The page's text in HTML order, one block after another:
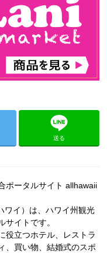
送る
ポータルサイト allhawaii
ワイ）は、ハワイ州観光
サイトです。
役立つホテル、レストラ
、買い物、結婚式のスポ